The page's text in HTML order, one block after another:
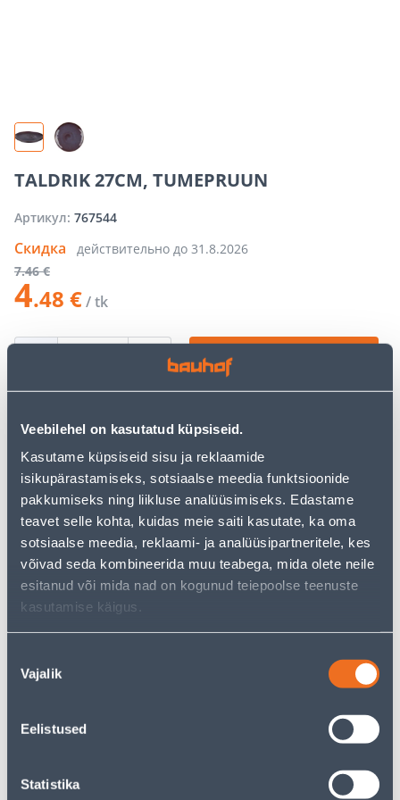
Veebilehel on kasutatud küpsiseid.
Kasutame küpsiseid sisu ja reklaamide
isikupärastamiseks, sotsiaalse meedia funktsioonide
pakkumiseks ning liikluse analüüsimiseks. Edastame
teavet selle kohta, kuidas meie saiti kasutate, ka oma
sotsiaalse meedia, reklaami- ja analüüsipartneritele, kes
võivad seda kombineerida muu teabega, mida olete neile
esitanud või mida nad on kogunud teiepoolse teenuste
kasutamise käigus.
valik
Vajalik
Eelistused
Statistika
TALDRIK 27CM, TUMEPRUUN
Артикул: 767544
Скидка действительно до 31.8.2026
7.46 €
4.48 €/ tk
ДОБАВИТЬ В КОРЗИНУ
Посмотреть наличие
• Taldrik läbimõõduga 27 cm.
• Värv: tumepruun.
• 14-päevane tagastusõigus.
Предполагаемая доставка 4,19 € от 2-5 tööpäeva